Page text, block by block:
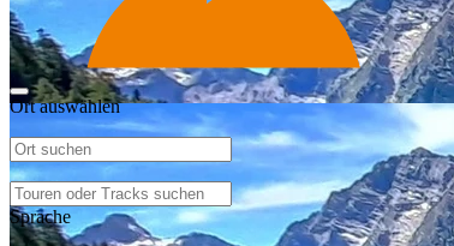
Ort auswählen
Sprache